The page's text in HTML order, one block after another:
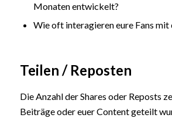
Monaten entwickelt?
Wie oft interagieren eure Fans mit
Teilen / Reposten
Die Anzahl der Shares oder Reposts
Beiträge oder euer Content geteilt